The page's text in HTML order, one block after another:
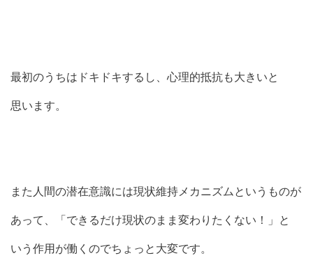
最初のうちはドキドキするし、心理的抵抗も大きいと
思います。
また人間の潜在意識には現状維持メカニズムというものが
あって、「できるだけ現状のまま変わりたくない！」と
いう作用が働くのでちょっと大変です。